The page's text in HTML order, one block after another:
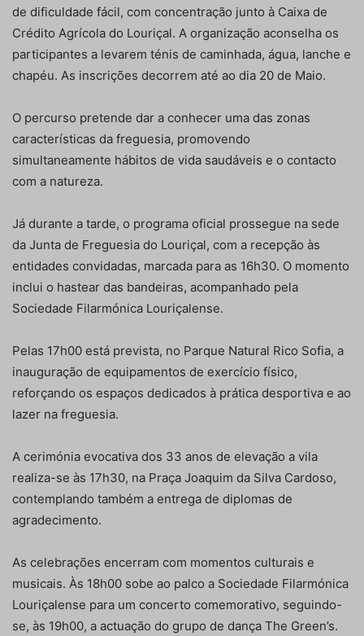
de dificuldade fácil, com concentração junto à Caixa de
Crédito Agrícola do Louriçal. A organização aconselha os
participantes a levarem ténis de caminhada, água, lanche e
chapéu. As inscrições decorrem até ao dia 20 de Maio.
O percurso pretende dar a conhecer uma das zonas
características da freguesia, promovendo
simultaneamente hábitos de vida saudáveis e o contacto
com a natureza.
Já durante a tarde, o programa oficial prossegue na sede
da Junta de Freguesia do Louriçal, com a recepção às
entidades convidadas, marcada para as 16h30. O momento
inclui o hastear das bandeiras, acompanhado pela
Sociedade Filarmónica Louriçalense.
Pelas 17h00 está prevista, no Parque Natural Rico Sofia, a
inauguração de equipamentos de exercício físico,
reforçando os espaços dedicados à prática desportiva e ao
lazer na freguesia.
A cerimónia evocativa dos 33 anos de elevação a vila
realiza-se às 17h30, na Praça Joaquim da Silva Cardoso,
contemplando também a entrega de diplomas de
agradecimento.
As celebrações encerram com momentos culturais e
musicais. Às 18h00 sobe ao palco a Sociedade Filarmónica
Louriçalense para um concerto comemorativo, seguindo-
se, às 19h00, a actuação do grupo de dança The Green’s.